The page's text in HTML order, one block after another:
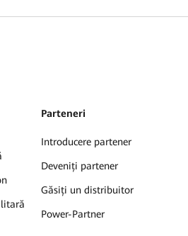
Parteneri
Introducere partener
Deveniți partener
Găsiți un distribuitor
Power-Partner